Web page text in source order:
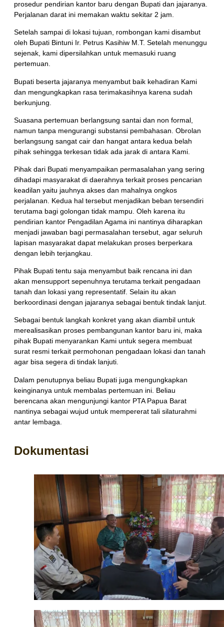
prosedur pendirian kantor baru dengan Bupati dan jajaranya.
Perjalanan darat ini memakan waktu sekitar 2 jam.
Setelah sampai di lokasi tujuan, rombongan kami disambut
oleh Bupati Bintuni Ir. Petrus Kasihiw M.T. Setelah menunggu
sejenak, kami dipersilahkan untuk memasuki ruang
pertemuan.
Bupati beserta jajaranya menyambut baik kehadiran Kami
dan mengungkapkan rasa terimakasihnya karena sudah
berkunjung.
Suasana pertemuan berlangsung santai dan non formal,
namun tanpa mengurangi substansi pembahasan. Obrolan
berlangsung sangat cair dan hangat antara kedua belah
pihak sehingga terkesan tidak ada jarak di antara Kami.
Pihak dari Bupati menyampaikan permasalahan yang sering
dihadapi masyarakat di daerahnya terkait proses pencarian
keadilan yaitu jauhnya akses dan mahalnya ongkos
perjalanan. Kedua hal tersebut menjadikan beban tersendiri
terutama bagi golongan tidak mampu. Oleh karena itu
pendirian kantor Pengadilan Agama ini nantinya diharapkan
menjadi jawaban bagi permasalahan tersebut, agar seluruh
lapisan masyarakat dapat melakukan proses berperkara
dengan lebih terjangkau.
Pihak Bupati tentu saja menyambut baik rencana ini dan
akan mensupport sepenuhnya terutama terkait pengadaan
tanah dan lokasi yang representatif. Selain itu akan
berkoordinasi dengan jajaranya sebagai bentuk tindak lanjut.
Sebagai bentuk langkah konkret yang akan diambil untuk
merealisasikan proses pembangunan kantor baru ini, maka
pihak Bupati menyarankan Kami untuk segera membuat
surat resmi terkait permohonan pengadaan lokasi dan tanah
agar bisa segera di tindak lanjuti.
Dalam penutupnya beliau Bupati juga mengungkapkan
keinginanya untuk membalas pertemuan ini. Beliau
berencana akan mengunjungi kantor PTA Papua Barat
nantinya sebagai wujud untuk mempererat tali silaturahmi
antar lembaga.
Dokumentasi